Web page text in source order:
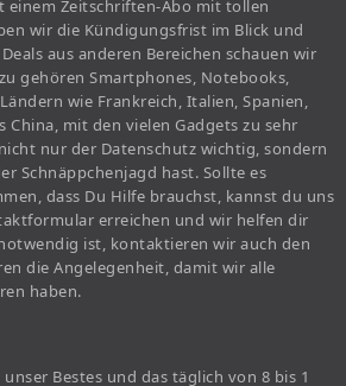
einem Zeitschriften-Abo mit tollen
wir die Kündigungsfrist im Blick und
aus anderen Bereichen schauen wir
gehören Smartphones, Notebooks,
wie Frankreich, Italien, Spanien,
China, mit den vielen Gadgets zu sehr
nur der Datenschutz wichtig, sondern
Schnäppchenjagd hast. Sollte es
dass Du Hilfe brauchst, kannst du uns
erreichen und wir helfen dir
ist, kontaktieren wir auch den
die Angelegenheit, damit wir alle
haben.
Bestes und das täglich von 8 bis 1